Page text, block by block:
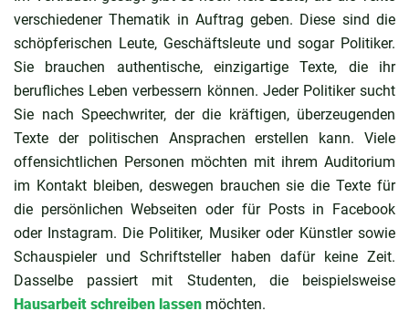
verschiedener Thematik in Auftrag geben. Diese sind die
schöpferischen Leute, Geschäftsleute und sogar Politiker.
Sie brauchen authentische, einzigartige Texte, die ihr
berufliches Leben verbessern können. Jeder Politiker sucht
Sie nach Speechwriter, der die kräftigen, überzeugenden
Texte der politischen Ansprachen erstellen kann. Viele
offensichtlichen Personen möchten mit ihrem Auditorium
im Kontakt bleiben, deswegen brauchen sie die Texte für
die persönlichen Webseiten oder für Posts in Facebook
oder Instagram. Die Politiker, Musiker oder Künstler sowie
Schauspieler und Schriftsteller haben dafür keine Zeit.
Dasselbe passiert mit Studenten, die beispielsweise
Hausarbeit schreiben lassen möchten.